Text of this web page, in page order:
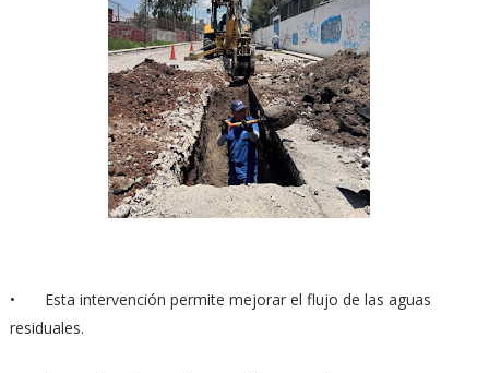
•
Esta intervención permite mejorar el flujo de las aguas
residuales.